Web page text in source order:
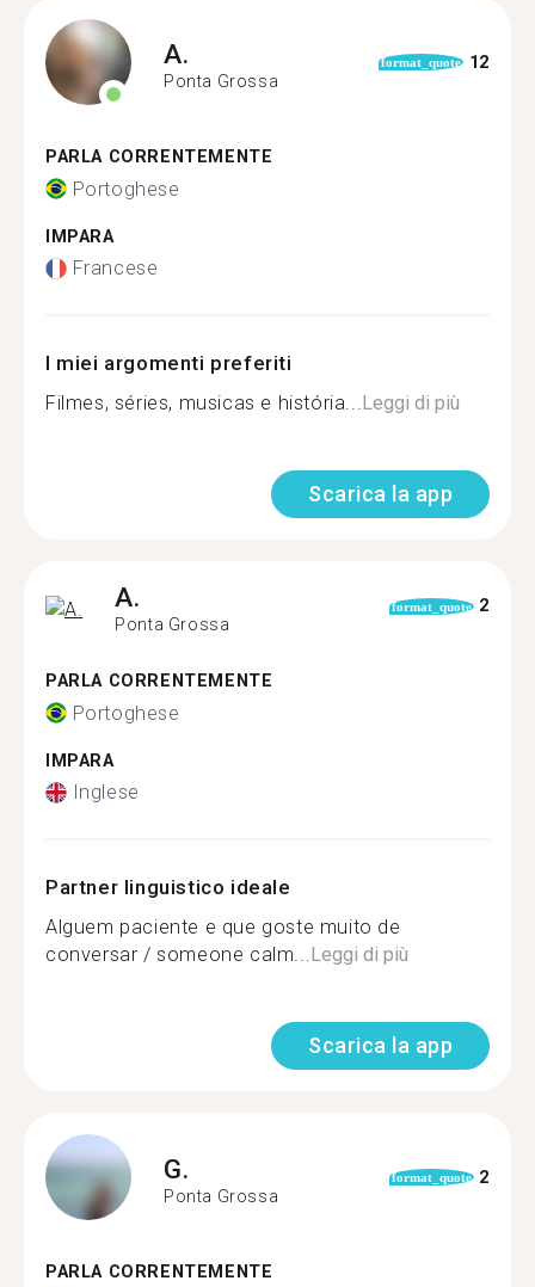
A.
Ponta Grossa
format_quote 12
PARLA CORRENTEMENTE
Portoghese
IMPARA
Francese
I miei argomenti preferiti
Filmes, séries, musicas e história...Leggi di più
Scarica la app
A.
Ponta Grossa
format_quote 2
PARLA CORRENTEMENTE
Portoghese
IMPARA
Inglese
Partner linguistico ideale
Alguem paciente e que goste muito de
conversar / someone calm...Leggi di più
Scarica la app
G.
Ponta Grossa
format_quote 2
PARLA CORRENTEMENTE